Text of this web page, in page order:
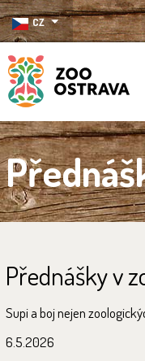
CZ
ZOO Ostrava
Přednášky v
Supi a boj nejen
6.5.2026